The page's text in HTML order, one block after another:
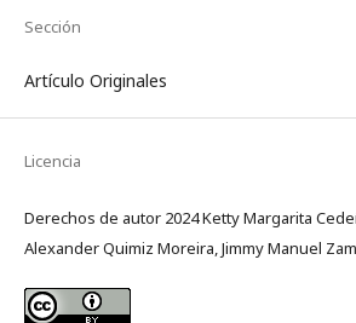
Sección
Artículo Originales
Licencia
Derechos de autor 2024 Ketty Margarita
Alexander Quimiz Moreira, Jimmy Manuel